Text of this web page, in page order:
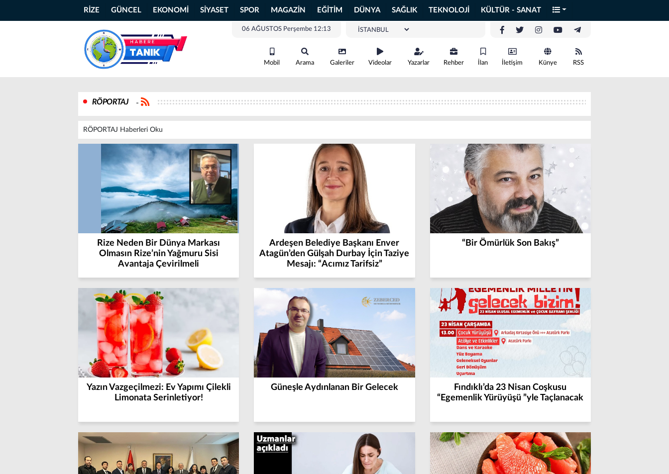
RİZE GÜNCEL EKONOMİ SİYASET SPOR MAGAZİN EĞİTİM DÜNYA SAĞLIK TEKNOLOJİ KÜLTÜR - SANAT
06 AĞUSTOS Perşembe 12:13
Mobil Arama Galeriler Videolar Yazarlar Rehber İlan İletişim Künye RSS
RÖPORTAJ -
RÖPORTAJ Haberleri Oku
Rize Neden Bir Dünya Markası
Olmasın Rize’nin Yağmuru Sisi
Avantaja Çevirilmeli
Ardeşen Belediye Başkanı Enver
Atagün’den Gülşah Durbay İçin Taziye
Mesajı: “Acımız Tarifsiz”
“Bir Ömürlük Son Bakış”
Yazın Vazgeçilmezi: Ev Yapımı Çilekli
Limonata Serinletiyor!
Güneşle Aydınlanan Bir Gelecek
Fındıklı’da 23 Nisan Coşkusu
“Egemenlik Yürüyüşü ”yle Taçlanacak